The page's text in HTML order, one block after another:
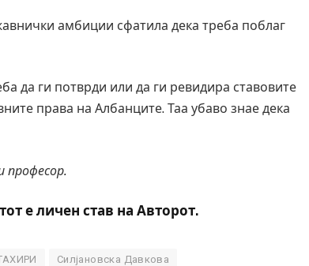
амбиции сфатила дека треба поблаг
да ги потврди или да ги ревидира ставовите
права на Албанците. Таа убаво знае дека
професор.
е личен став на Авторот.
Силјановска Давкова